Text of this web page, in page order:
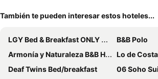
También te pueden interesar estos hoteles...
LGY Bed & Breakfast ONLY MEN
B&B Polo
Armonía y Naturaleza B&B Hostería Exclusiva
Lo de
Deaf Twins Bed/breakfast
06 Soho